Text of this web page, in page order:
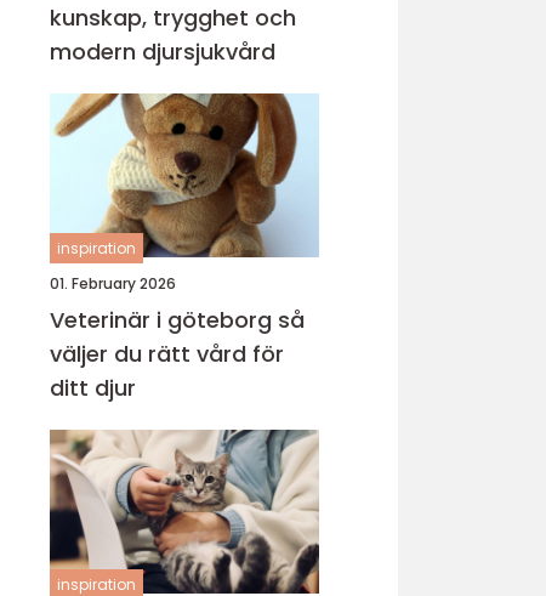
kunskap, trygghet och
modern djursjukvård
inspiration
01. February 2026
Veterinär i göteborg så
väljer du rätt vård för
ditt djur
inspiration